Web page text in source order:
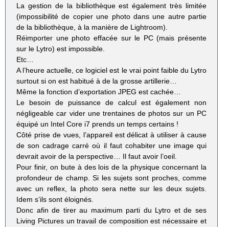
La gestion de la bibliothèque est également très limitée
(impossibilité de copier une photo dans une autre partie
de la bibliothèque, à la manière de Lightroom).
Réimporter une photo effacée sur le PC (mais présente
sur le Lytro) est impossible.
Etc…
A l’heure actuelle, ce logiciel est le vrai point faible du Lytro
surtout si on est habitué à de la grosse artillerie…
Même la fonction d’exportation JPEG est cachée…
Le besoin de puissance de calcul est également non
négligeable car vider une trentaines de photos sur un PC
équipé un Intel Core i7 prends un temps certains !
Côté prise de vues, l’appareil est délicat à utiliser à cause
de son cadrage carré où il faut cohabiter une image qui
devrait avoir de la perspective… Il faut avoir l’oeil.
Pour finir, on bute à des lois de la physique concernant la
profondeur de champ. Si les sujets sont proches, comme
avec un reflex, la photo sera nette sur les deux sujets.
Idem s’ils sont éloignés.
Donc afin de tirer au maximum parti du Lytro et de ses
Living Pictures un travail de composition est nécessaire et